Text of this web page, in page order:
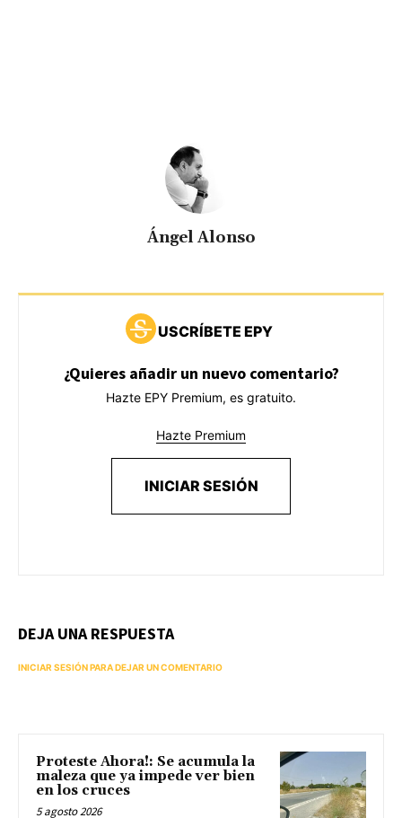
Ángel Alonso
USCRÍBETE EPY
¿Quieres añadir un nuevo comentario?
Hazte EPY Premium, es gratuito.
Hazte Premium
INICIAR SESIÓN
DEJA UNA RESPUESTA
INICIAR SESIÓN PARA DEJAR UN COMENTARIO
Proteste Ahora!: Se acumula la
maleza que ya impede ver bien
en los cruces
5 agosto 2026